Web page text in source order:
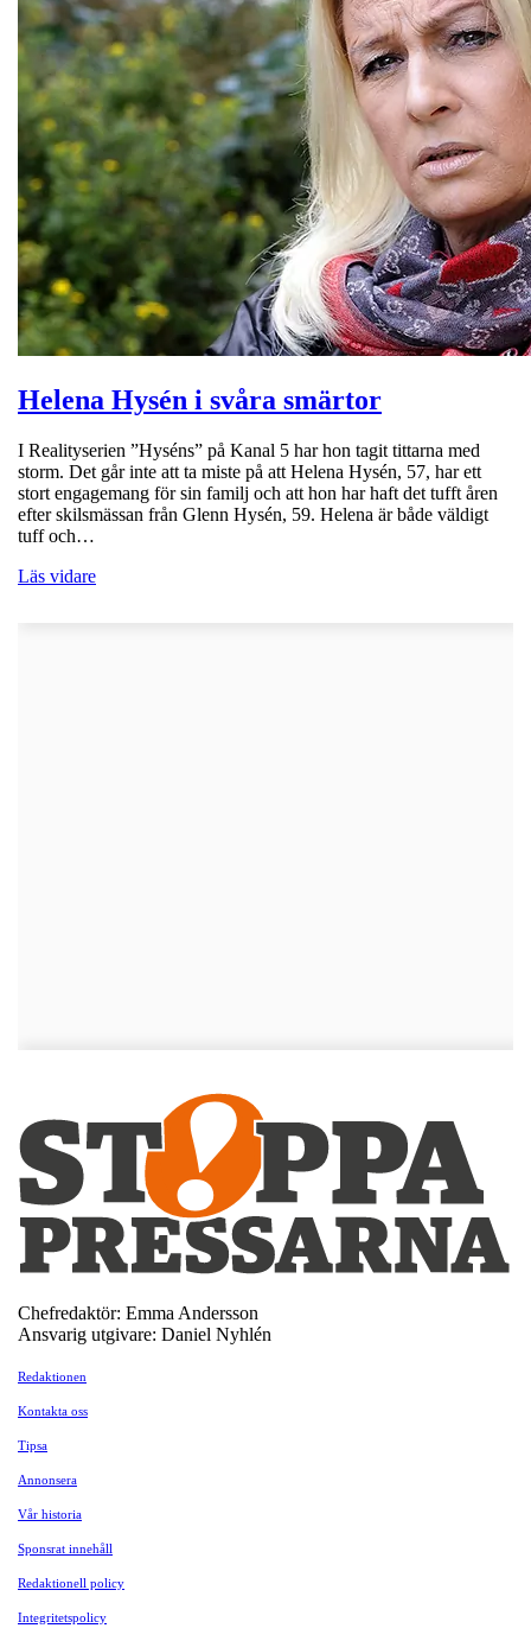
Helena Hysén i svåra smärtor
I Realityserien ”Hyséns” på Kanal 5 har hon tagit tittarna med
storm. Det går inte att ta miste på att Helena Hysén, 57, har ett
stort engagemang för sin familj och att hon har haft det tufft åren
efter skilsmässan från Glenn Hysén, 59. Helena är både väldigt
tuff och…
Läs vidare
Chefredaktör: Emma Andersson
Ansvarig utgivare: Daniel Nyhlén
Redaktionen
Kontakta oss
Tipsa
Annonsera
Vår historia
Sponsrat innehåll
Redaktionell policy
Integritetspolicy